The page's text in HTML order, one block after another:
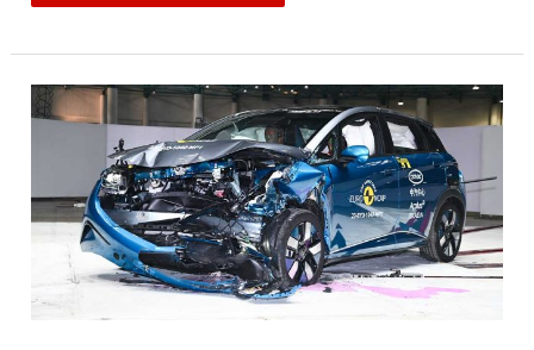
EURO
NCAP
varuje
před
stále
většími
a
těžšími
elektromobily.
S
bezpečností
a